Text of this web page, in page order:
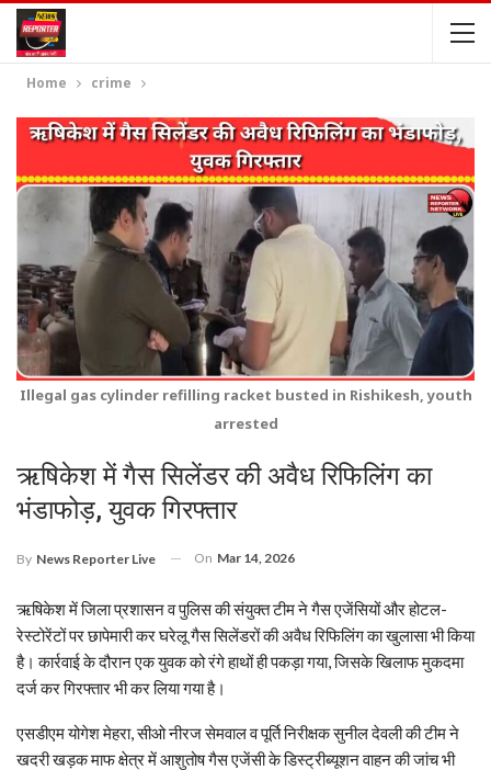
Home crime
Illegal gas cylinder refilling racket busted in Rishikesh, youth
arrested
ऋषिकेश में गैस सिलेंडर की अवैध रिफिलिंग का
भंडाफोड़, युवक गिरफ्तार
By News Reporter Live On Mar 14, 2026
ऋषिकेश में जिला प्रशासन व पुलिस की संयुक्त टीम ने गैस एजेंसियों और होटल-
रेस्टोरेंटों पर छापेमारी कर घरेलू गैस सिलेंडरों की अवैध रिफिलिंग का खुलासा भी किया
है। कार्रवाई के दौरान एक युवक को रंगे हाथों ही पकड़ा गया, जिसके खिलाफ मुकदमा
दर्ज कर गिरफ्तार भी कर लिया गया है।
एसडीएम योगेश मेहरा, सीओ नीरज सेमवाल व पूर्ति निरीक्षक सुनील देवली की टीम ने
खदरी खड़क माफ क्षेत्र में आशुतोष गैस एजेंसी के डिस्ट्रीब्यूशन वाहन की जांच भी